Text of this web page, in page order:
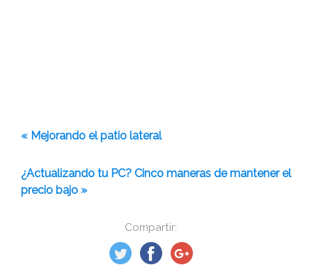
Compartir:
« Mejorando el patio lateral
¿Actualizando tu PC? Cinco maneras de mantener el
precio bajo »